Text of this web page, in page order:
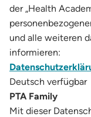
der „Health
und alle weiteren
informieren:
Deutsch verfügbar
PTA Family
Mit dieser